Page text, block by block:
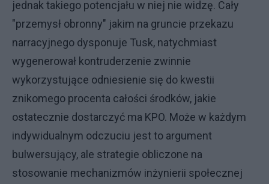
jednak takiego potencjału w niej nie widzę. Cały
"przemysł obronny" jakim na gruncie przekazu
narracyjnego dysponuje Tusk, natychmiast
wygenerował kontruderzenie zwinnie
wykorzystujące odniesienie się do kwestii
znikomego procenta całości środków, jakie
ostatecznie dostarczyć ma KPO. Może w każdym
indywidualnym odczuciu jest to argument
bulwersujący, ale strategie obliczone na
stosowanie mechanizmów inżynierii społecznej